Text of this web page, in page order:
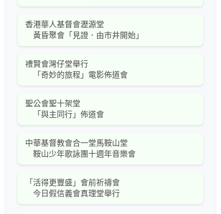
香港華人基督會瀝源堂
黃昏聚會「見證．由市井開始」
禮賢會灣仔堂舉行
「奇妙的旅程」電影佈道會
聖公會聖十架堂
「與主同行」佈道會
中華基督教會合一堂馬鞍山堂
鞍山少年歌詠團十週年音樂會
「活得更豐盛」會前祈禱會
今日假信義會真理堂舉行